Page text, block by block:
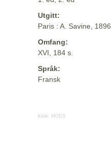
Utgitt:
Paris : A. Savine, 1896
Omfang:
XVI, 184 s.
Språk:
Fransk
Kilde: MODS